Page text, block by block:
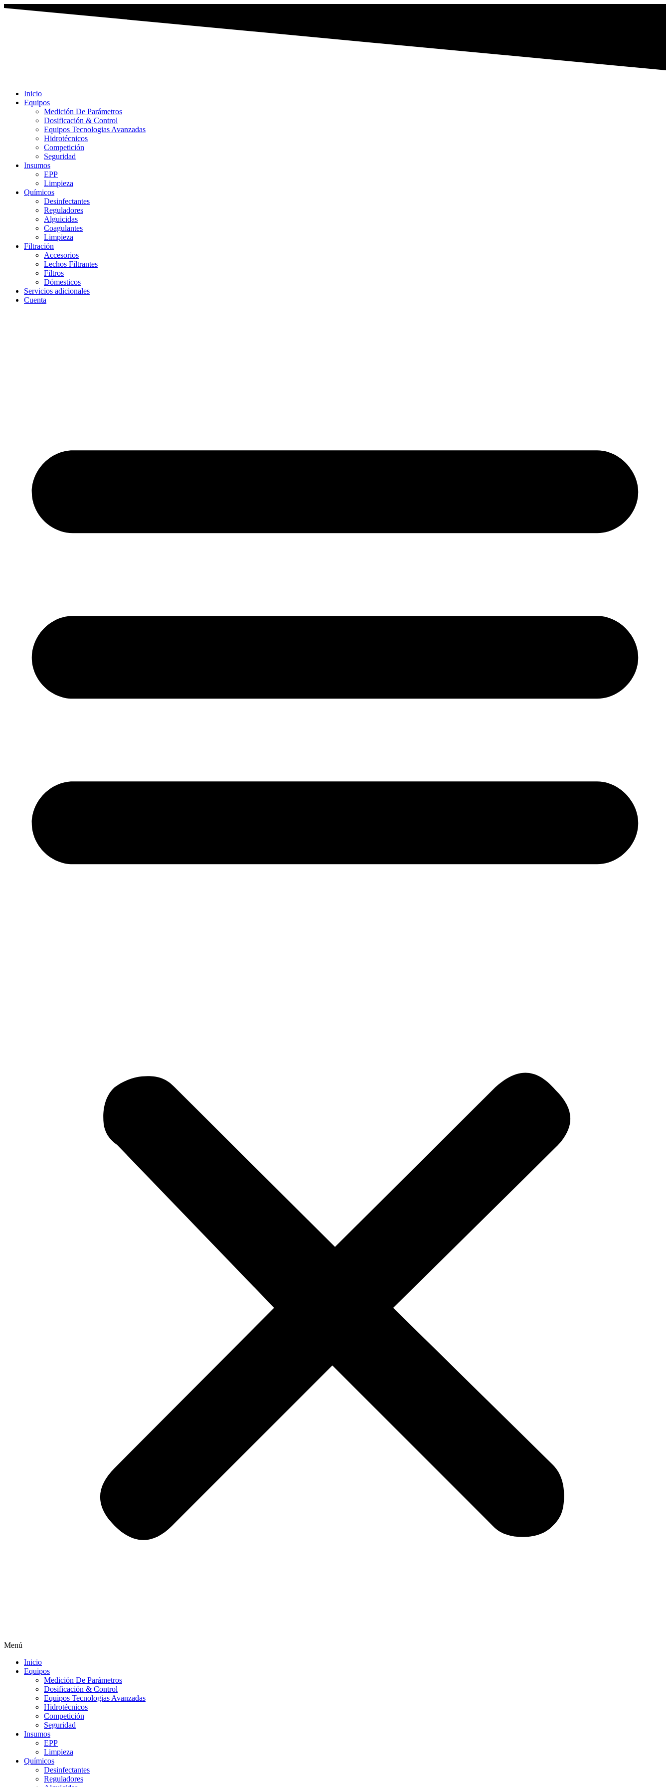
Ir
Inicio
Equipos
Medición De Parámetros
Dosificación & Control
Equipos Tecnologias Avanzadas
Hidrotécnicos
Competición
Seguridad
Insumos
EPP
Limpieza
Químicos
Desinfectantes
Reguladores
Alguicidas
Coagulantes
Limpieza
Filtración
Accesorios
Lechos Filtrantes
Filtros
Dómesticos
Servicios adicionales
Cuenta
Menú
Inicio
Equipos
Medición De Parámetros
Dosificación & Control
Equipos Tecnologias Avanzadas
Hidrotécnicos
Competición
Seguridad
Insumos
EPP
Limpieza
Químicos
Desinfectantes
Reguladores